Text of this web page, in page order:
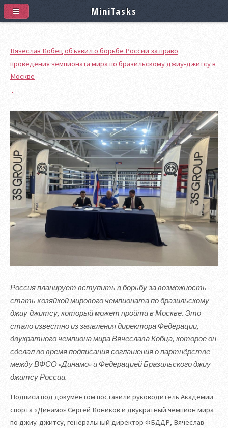
Вячеслав Кобец объявил о борьбе России за право
проведения чемпионата мира по бразильскому джиу-джитсу в
Москве
Россия планирует вступить в борьбу за возможность
стать хозяйкой мирового чемпионата по бразильскому
джиу-джитсу, который может пройти в Москве. Это
стало известно из заявления директора Федерации,
двукратного чемпиона мира Вячеслава Кобца, которое он
сделал во время подписания соглашения о партнёрстве
между ВФСО «Динамо» и Федерацией Бразильского джиу-
джитсу России.
Подписи под документом поставили руководитель Академии
спорта «Динамо» Сергей Коников и двукратный чемпион мира
по джиу-джитсу, генеральный директор ФБДДР, Вячеслав
MiniTasks